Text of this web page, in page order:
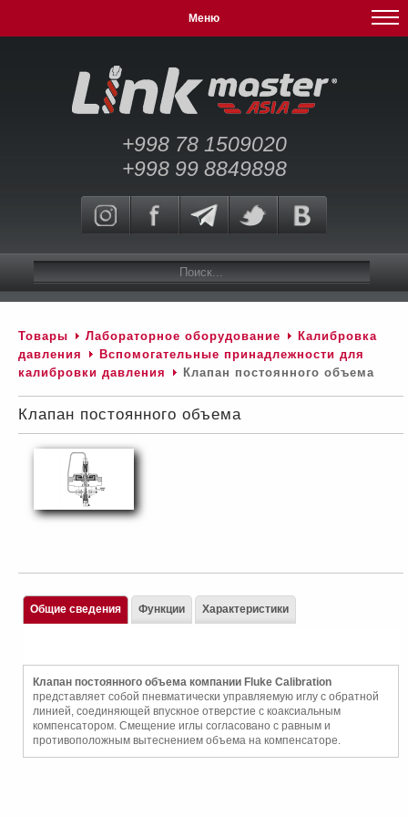
Меню
+998 78 1509020
+998 99 8849898
Товары Лабораторное оборудование
Калибровка
давления
Вспомогательные принадлежности для
калибровки давления
Клапан постоянного объема
Клапан постоянного объема
Общие сведения
Клапан постоянного объема компании Fluke Calibration
представляет собой пневматически управляемую иглу с обратной
линией, соединяющей впускное отверстие с коаксиальным
компенсатором. Смещение иглы согласовано с равным и
противоположным вытеснением объема на компенсаторе.
Функции Характеристики